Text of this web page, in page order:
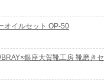
オイルセット OP-50
銀座大賀靴工房 靴磨きセ